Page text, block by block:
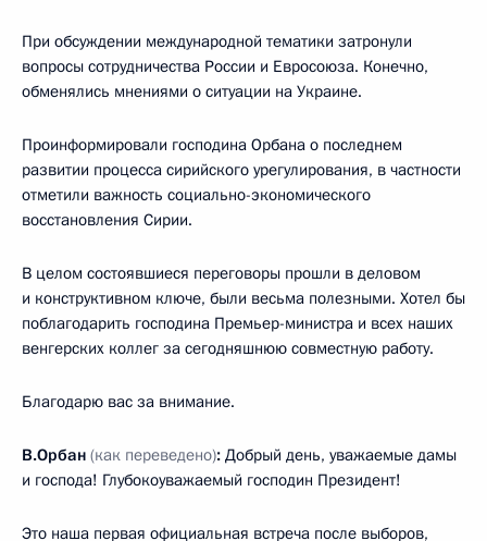
При обсуждении международной тематики затронули
вопросы сотрудничества России и Евросоюза. Конечно,
обменялись мнениями о ситуации на Украине.
Проинформировали господина Орбана о последнем
развитии процесса сирийского урегулирования, в частности
отметили важность социально-экономического
восстановления Сирии.
В целом состоявшиеся переговоры прошли в деловом
и конструктивном ключе, были весьма полезными. Хотел бы
поблагодарить господина Премьер-министра и всех наших
венгерских коллег за сегодняшнюю совместную работу.
Благодарю вас за внимание.
В.Орбан (как переведено): Добрый день, уважаемые дамы
и господа! Глубокоуважаемый господин Президент!
Это наша первая официальная встреча после выборов,